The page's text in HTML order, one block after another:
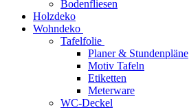
Bodenfliesen
Holzdeko
Wohndeko
Tafelfolie
Planer & Stundenpläne
Motiv Tafeln
Etiketten
Meterware
WC-Deckel